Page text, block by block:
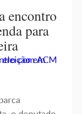
encontro
para